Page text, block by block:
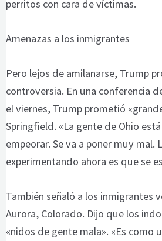
perritos con cara de víctimas.
Amenazas a los inmigrantes
Pero lejos de amilanarse, Trump
controversia. En una conferencia
el viernes, Trump prometió
Springfield. «La gente de Ohio
empeorar. Se va a poner muy mal.
experimentando ahora es que se
También señaló a los inmigrantes
Aurora, Colorado. Dijo que los
«nidos de gente mala». «Es como